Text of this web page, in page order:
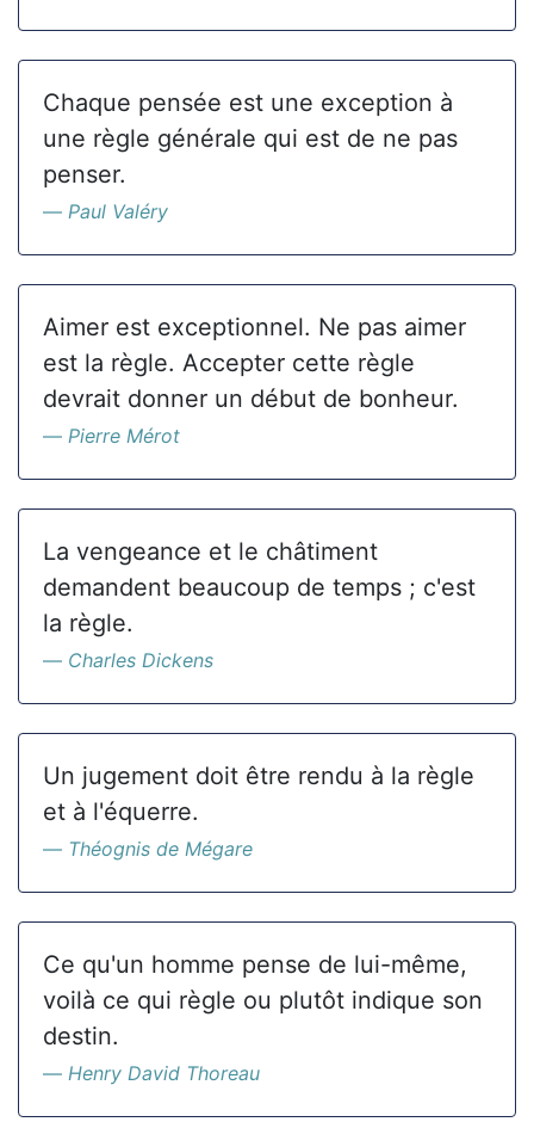
Chaque pensée est une exception à
une règle générale qui est de ne pas
penser.
Paul Valéry
Aimer est exceptionnel. Ne pas aimer
est la règle. Accepter cette règle
devrait donner un début de bonheur.
Pierre Mérot
La vengeance et le châtiment
demandent beaucoup de temps ; c'est
la règle.
Charles Dickens
Un jugement doit être rendu à la règle
et à l'équerre.
Théognis de Mégare
Ce qu'un homme pense de lui-même,
voilà ce qui règle ou plutôt indique son
destin.
Henry David Thoreau